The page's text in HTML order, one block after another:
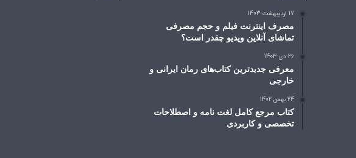
17 اردیبهشت 1403
مصرف اینترنت فیلم و حجم مصرفی
تماشای آنلاین ویدیو چقدر است؟
26 دی 1403
معرفی جدیدترین کتاب‌های رمان ایرانی و
خارجی
24 بهمن 1402
کتاب مرجع کامل لغت نامه و اصطلاحات
تخصصی و کاربردی